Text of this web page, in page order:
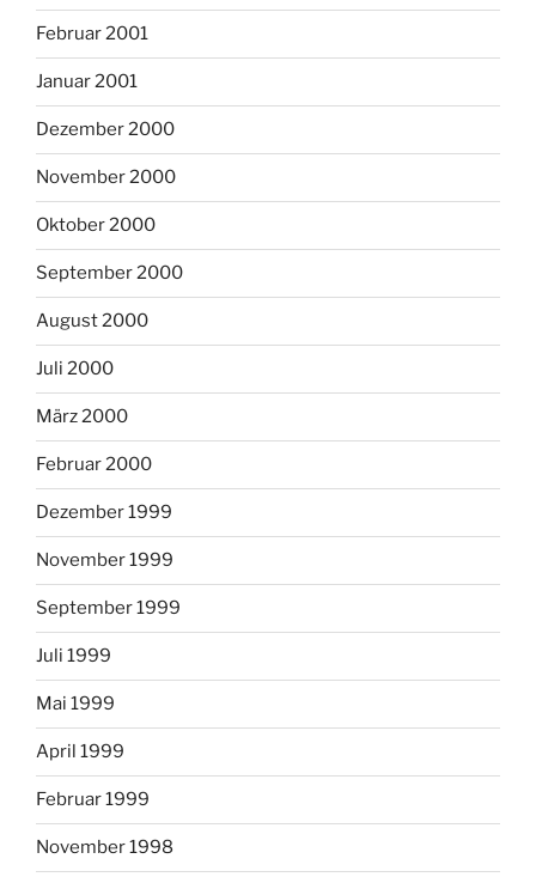
Februar 2001
Januar 2001
Dezember 2000
November 2000
Oktober 2000
September 2000
August 2000
Juli 2000
März 2000
Februar 2000
Dezember 1999
November 1999
September 1999
Juli 1999
Mai 1999
April 1999
Februar 1999
November 1998